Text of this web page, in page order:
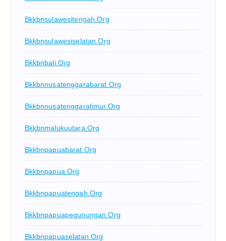
Bkkbnsulawesitengah.org
Bkkbnsulawesiselatan.org
Bkkbnbali.org
Bkkbnnusatenggarabarat.org
Bkkbnnusatenggaratimur.org
Bkkbnmalukuutara.org
Bkkbnpapuabarat.org
Bkkbnpapua.org
Bkkbnpapuatengah.org
Bkkbnpapuapegunungan.org
Bkkbnpapuaselatan.org